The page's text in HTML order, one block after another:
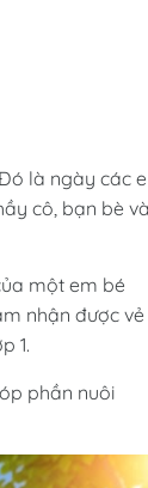
là ngày các
cô, bạn bè
một em bé
nhận được vẻ
1.
phần nuôi